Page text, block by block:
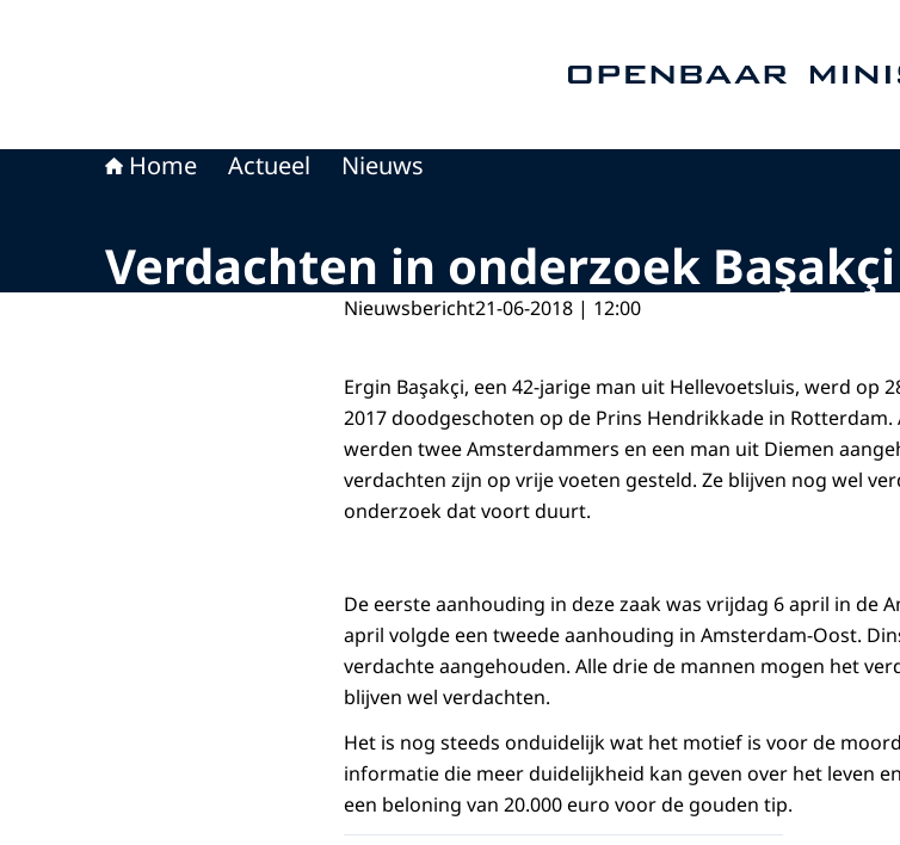
Home Actueel Nieuws
Verdachten in onderzoek
Nieuwsbericht21-06-2018 | 12:00
Ergin Başakçi, een 42-jarige man uit Hellevoetsluis, werd op
2017 doodgeschoten op de Prins Hendrikkade in
werden twee Amsterdammers en een man uit Diemen
verdachten zijn op vrije voeten gesteld. Ze blijven nog wel
onderzoek dat voort duurt.
De eerste aanhouding in deze zaak was vrijdag 6 april in de
april volgde een tweede aanhouding in Amsterdam-Oost.
verdachte aangehouden. Alle drie de mannen mogen het
blijven wel verdachten.
Het is nog steeds onduidelijk wat het motief is voor de
informatie die meer duidelijkheid kan geven over het leven
een beloning van 20.000 euro voor de gouden tip.